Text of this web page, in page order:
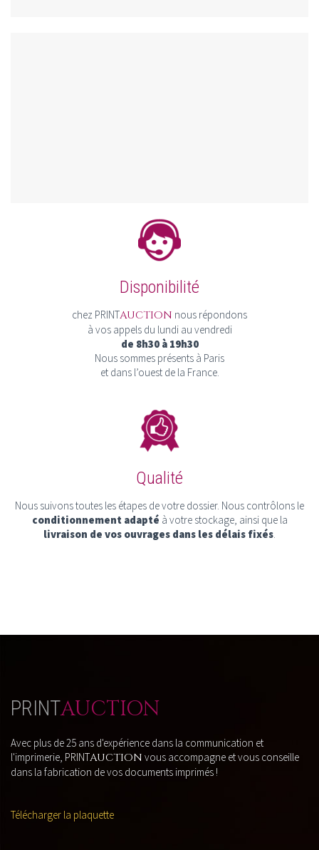
Disponibilité
chez PRINTAUCTION nous répondons
à vos appels du lundi au vendredi
de 8h30 à 19h30
Nous sommes présents à Paris
et dans l’ouest de la France.
Qualité
Nous suivons toutes les étapes de votre dossier. Nous contrôlons le
conditionnement adapté à votre stockage, ainsi que la
livraison de vos ouvrages dans les délais fixés.
PRINTAUCTION
Avec plus de 25 ans d'expérience dans la communication et
l'imprimerie, PRINTAUCTION vous accompagne et vous conseille
dans la fabrication de vos documents imprimés !
Télécharger la plaquette